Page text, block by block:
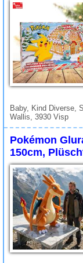
Baby, Kind Diverse,
Wallis, 3930 Visp
Pokémon
150cm,